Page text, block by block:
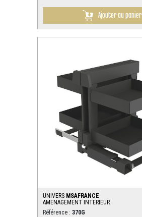
Ajouter au panier
UNIVERS MSAFRANCE
AMENAGEMENT INTERIEUR
Référence : 370G